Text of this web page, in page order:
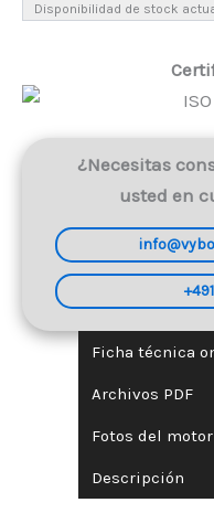
Disponibilidad de stock
¿Necesitas
usted en
Ficha técnica
Archivos PDF
Fotos del
Descripción